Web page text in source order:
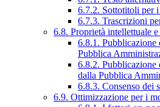
6.7.2. Sottotitoli per
6.7.3. Trascrizioni
6.8. Proprietà intellettuale
6.8.1. Pubblicazione
Pubblica
6.8.2.
dalla Pubblica
6.8.3. Consenso dei
6.9. Ottimizzazione per i